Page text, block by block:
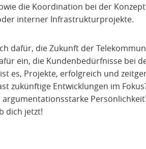
die Koordination bei der
interner Infrastrukturprojekte.
dafür, die Zukunft der
ein, die Kundenbedürfnisse bei
es, Projekte, erfolgreich und
zukünftige Entwicklungen im
dich jetzt!